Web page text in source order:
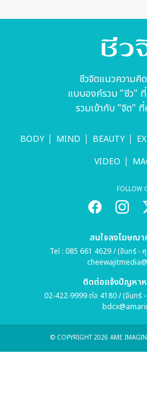
ชีวจิตแนวความคิ
แบบองค์รวม "ชีว"
รวมเข้ากับ "จิต"
BODY MIND BEAUTY
VIDEO
FOLLOW
สนใจลงโฆษณา
Tel : 085 661 4629 / (จันทร์ -
ติดต่อแจ้งปัญหาห
02-422-9999 ต่อ 4180 / (จันทร์ -
© COPYRIGHT 2026 AME